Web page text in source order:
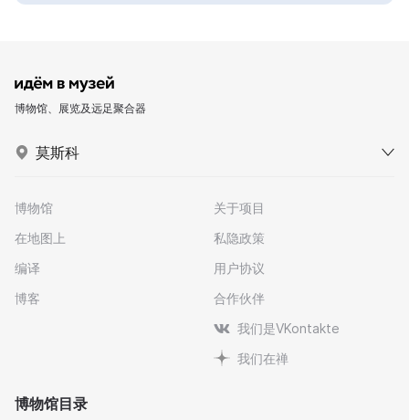
博物馆、展览及远足聚合器
莫斯科
博物馆
在地图上
编译
博客
关于项目
私隐政策
用户协议
合作伙伴
我们是VKontakte
我们在禅
博物馆目录